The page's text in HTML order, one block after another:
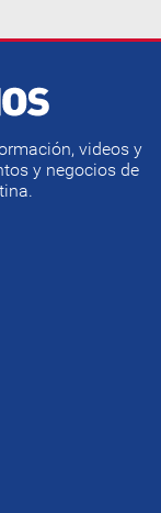
videos y
y negocios de